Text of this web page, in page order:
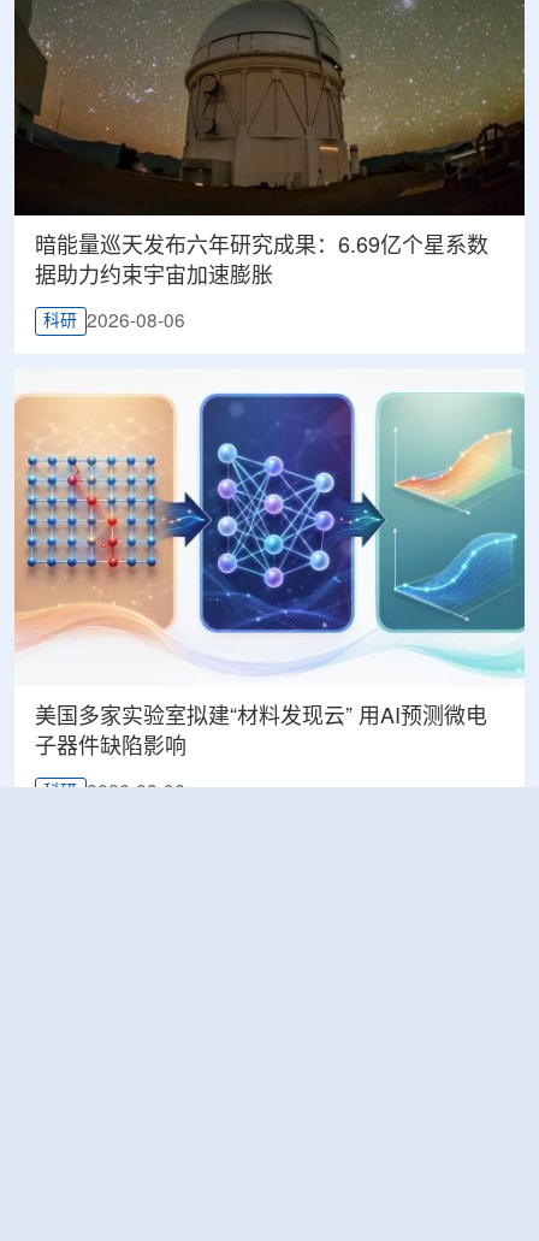
暗能量巡天发布六年研究成果：6.69亿个星系数
据助力约束宇宙加速膨胀
科研 2026-08-06
美国多家实验室拟建“材料发现云” 用AI预测微电
子器件缺陷影响
科研 2026-08-06